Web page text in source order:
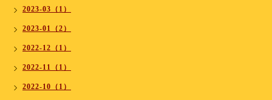
2023-03（1）
2023-01（2）
2022-12（1）
2022-11（1）
2022-10（1）